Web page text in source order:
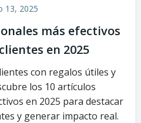
13, 2025
más efectivos
en 2025
con regalos útiles y
los 10 artículos
en 2025 para destacar
y generar impacto real.